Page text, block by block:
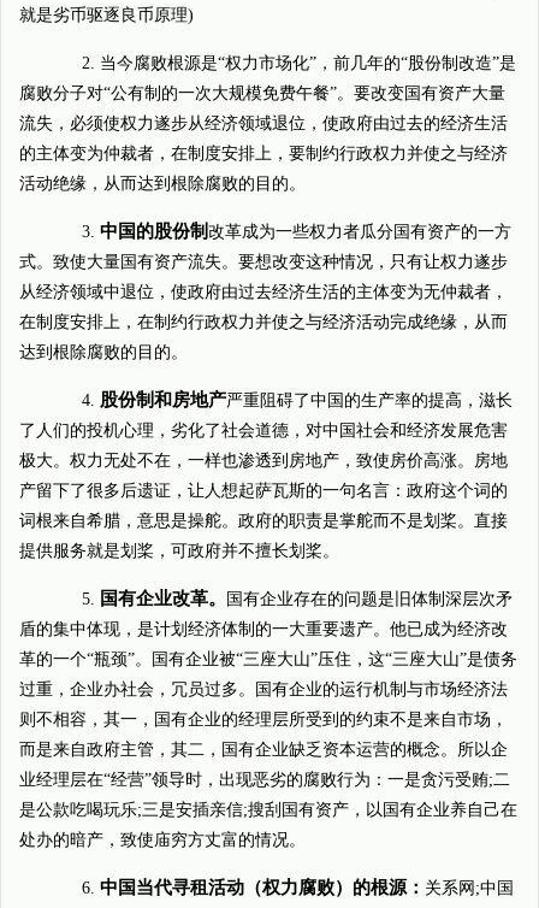
就是劣币驱逐良币原理)
2. 当今腐败根源是“权力市场化”，前几年的“股份制改造”是
腐败分子对“公有制的一次大规模免费午餐”。要改变国有资产大量
流失，必须使权力遂步从经济领域退位，使政府由过去的经济生活
的主体变为仲裁者，在制度安排上，要制约行政权力并使之与经济
活动绝缘，从而达到根除腐败的目的。
3. 中国的股份制 改革成为一些权力者瓜分国有资产的一方
式。致使大量国有资产流失。要想改变这种情况，只有让权力遂步
从经济领域中退位，使政府由过去经济生活的主体变为无仲裁者，
在制度安排上，在制约行政权力并使之与经济活动完成绝缘，从而
达到根除腐败的目的。
4. 股份制和房地产严重阻碍了中国的生产率的提高，滋长
了人们的投机心理，劣化了社会道德，对中国社会和经济发展危害
极大。权力无处不在，一样也渗透到房地产，致使房价高涨。房地
产留下了很多后遗证，让人想起萨瓦斯的一句名言：政府这个词的
词根来自希腊，意思是操舵。政府的职责是掌舵而不是划桨。直接
提供服务就是划桨，可政府并不擅长划桨。
5. 国有企业改革。
国有企业存在的问题是旧体制深层次矛
盾的集中体现，是计划经济体制的一大重要遗产。他已成为经济改
革的一个“瓶颈”。国有企业被“三座大山”压住，这“三座大山”是债务
过重，企业办社会，冗员过多。国有企业的运行机制与市场经济法
则不相容，其一，国有企业的经理层所受到的约束不是来自市场，
而是来自政府主管，其二，国有企业缺乏资本运营的概念。所以企
业经理层在“经营”领导时，出现恶劣的腐败行为：一是贪污受贿;二
是公款吃喝玩乐;三是安插亲信;搜刮国有资产，以国有企业养自己在
处办的暗产，致使庙穷方丈富的情况。
6. 中国当代寻租活动（权力腐败）的根源： 关系网;中国